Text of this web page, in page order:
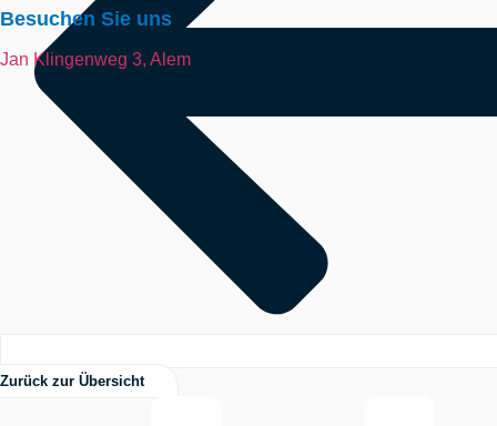
Besuchen Sie uns
Jan Klingenweg 3, Alem
Zurück zur Übersicht